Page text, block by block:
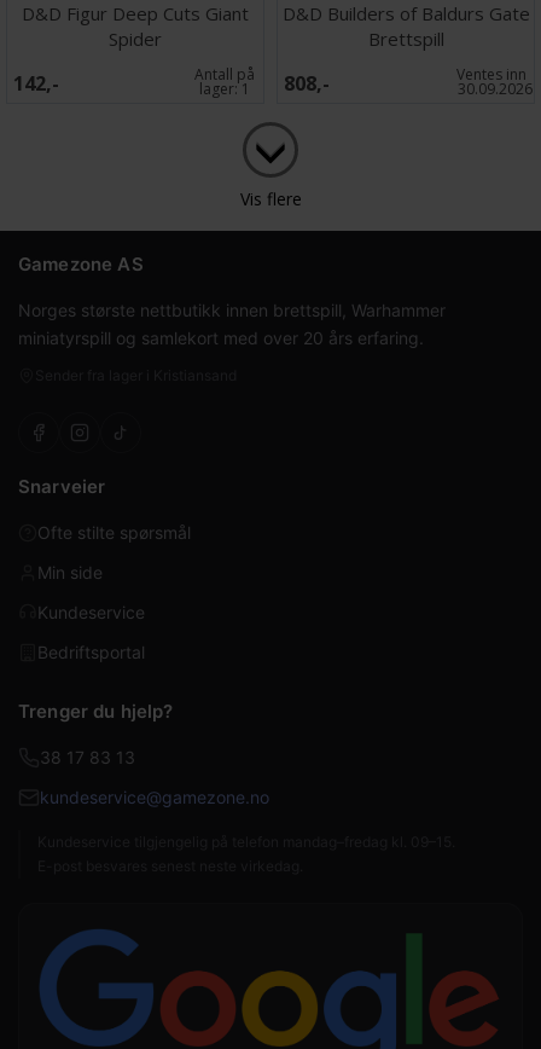
D&D Figur Deep Cuts Giant
Spider
142,- Antall på
lager:1
D&D Builders of Baldurs Gate
Brettspill
808,- Ventes inn
30.09.2026
Vis flere
Gamezone AS
Norges største nettbutikk innen brettspill, Warhammer
miniatyrspill og samlekort med over 20 års erfaring.
Snarveier
Ofte stilte spørsmål
Min side
Kundeservice
Bedriftsportal
Trenger du hjelp?
38 17 83 13
kundeservice@gamezone.no